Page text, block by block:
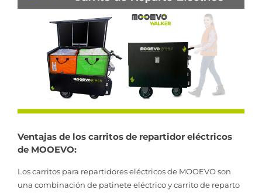
Ventajas de los carritos de repartidor eléctricos
de MOOEVO:
Los carritos para repartidores eléctricos de MOOEVO son
una combinación de patinete eléctrico y carrito de reparto